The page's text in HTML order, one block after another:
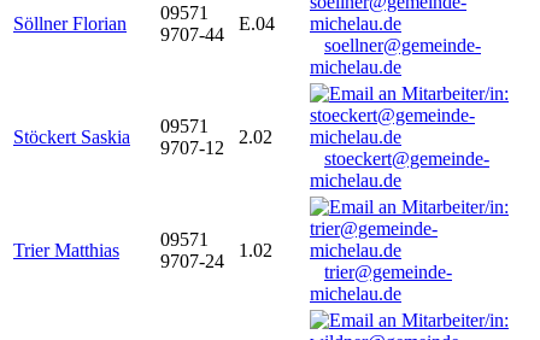
Söllner Florian
09571
9707-44
E.04
soellner@gemeinde-
michelau.de
Stöckert Saskia
09571
9707-12
2.02
stoeckert@gemeinde-
michelau.de
Trier Matthias
09571
9707-24
1.02
trier@gemeinde-
michelau.de